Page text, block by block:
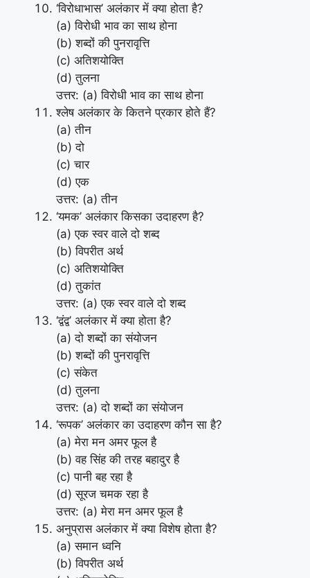
‘विरोधाभास’ अलंकार में क्या होता है?
(a) विरोधी भाव का साथ होना
(b) शब्दों की पुनरावृत्ति
(c) अतिशयोक्ति
(d) तुलना
उत्तर: (a) विरोधी भाव का साथ होना
श्लेष अलंकार के कितने प्रकार होते हैं?
(a) तीन
(b) दो
(c) चार
(d) एक
उत्तर: (a) तीन
‘यमक’ अलंकार किसका उदाहरण है?
(a) एक स्वर वाले दो शब्द
(b) विपरीत अर्थ
(c) अतिशयोक्ति
(d) तुकांत
उत्तर: (a) एक स्वर वाले दो शब्द
‘द्वंद्व’ अलंकार में क्या होता है?
(a) दो शब्दों का संयोजन
(b) शब्दों की पुनरावृत्ति
(c) संकेत
(d) तुलना
उत्तर: (a) दो शब्दों का संयोजन
‘रूपक’ अलंकार का उदाहरण कौन सा है?
(a) मेरा मन अमर फूल है
(b) वह सिंह की तरह बहादुर है
(c) पानी बह रहा है
(d) सूरज चमक रहा है
उत्तर: (a) मेरा मन अमर फूल है
अनुप्रास अलंकार में क्या विशेष होता है?
(a) समान ध्वनि
(b) विपरीत अर्थ